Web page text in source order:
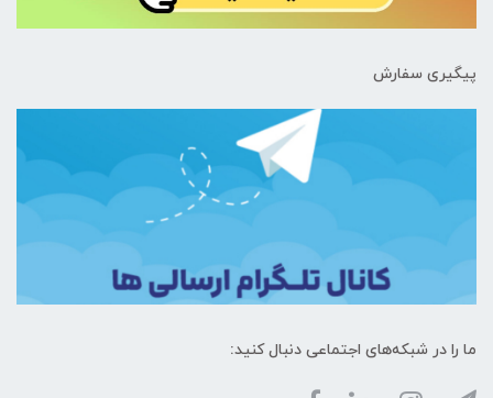
پیگیری سفارش
ما را در شبکه‌های اجتماعی دنبال کنید: